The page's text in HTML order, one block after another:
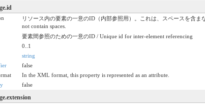
リソース内の要素の一意のID（内部参照用）。これは、スペースを含ま
not contain spaces.
要素間参照のための一意のID / Unique id for inter-element referencing
0..1
string
false
In the XML format, this property is represented as an attribute.
false